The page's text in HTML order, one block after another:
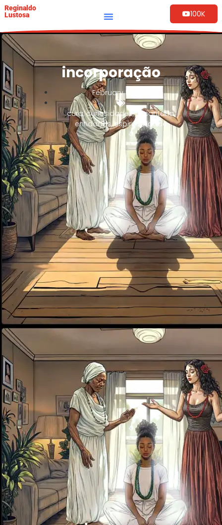
Reginaldo
Lustosa
100K
incorporação
February 8, 2025
cura,curiosidades,Encantaria,
entidades,espiritualidade